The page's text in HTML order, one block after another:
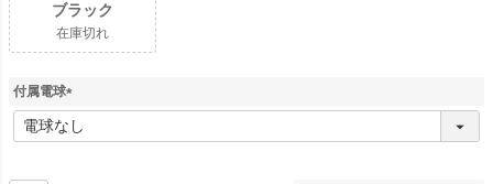
ブラック
在庫切れ
付属電球
(
必